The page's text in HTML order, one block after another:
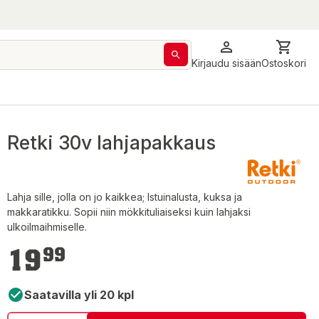
Kirjaudu sisäänOstoskori
Retki 30v lahjapakkaus
Lahja sille, jolla on jo kaikkea; Istuinalusta, kuksa ja
makkaratikku. Sopii niin mökkituliaiseksi kuin lahjaksi
ulkoilmaihmiselle.
19,99 €
1999
Saatavilla yli 20 kpl